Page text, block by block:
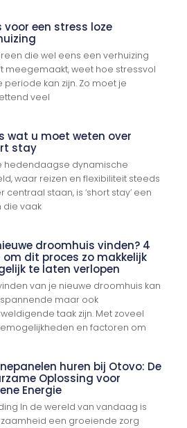
voor een stress loze
die wel eens een verhuizing
meegemaakt, weet hoe stressvol
periode kan zijn. Zo moet je
veel
wat u moet weten over
stay
hedendaagse dynamische
waar reizen en flexibiliteit steeds
centraal staan, is ‘short stay’ een
die vaak
droomhuis vinden? 4
om dit proces zo makkelijk
te laten verlopen
van je nieuwe droomhuis kan
maar ook
taak zijn. Met zoveel
en factoren om
huren bij Otovo: De
Oplossing voor
Energie
In de wereld van vandaag is
een groeiende zorg